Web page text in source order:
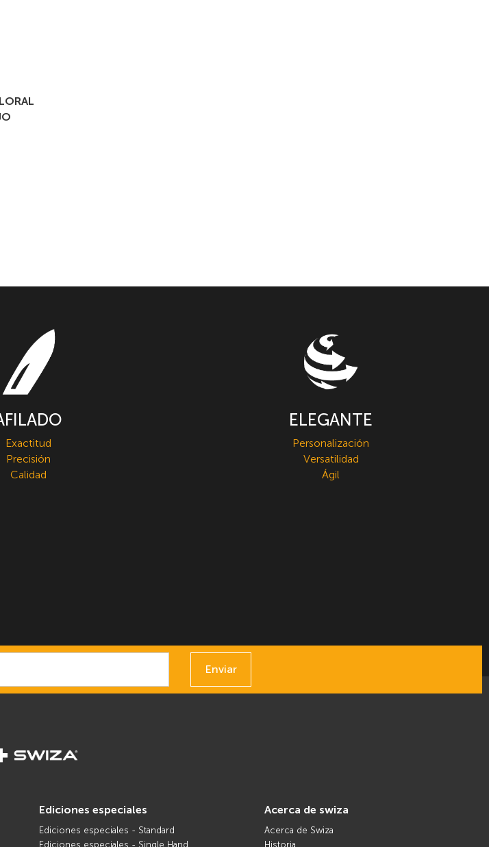
Exactitud
Precisión
Calidad
ELEGANTE
Personalización
Versatilidad
Ágil
Enviar
ediciones especiales
Ediciones especiales - Standard
Ediciones especiales - Single Hand
acerca de swiza
Acerca de Swiza
Historia